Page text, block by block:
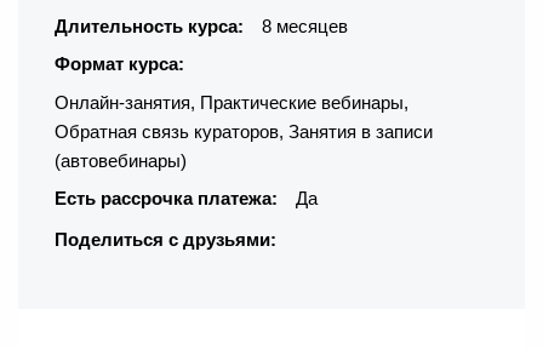
Длительность курса:
8 месяцев
Формат курса:
Онлайн-занятия, Практические вебинары,
Обратная связь кураторов, Занятия в записи
(автовебинары)
Есть рассрочка платежа:
Да
Поделиться с друзьями: